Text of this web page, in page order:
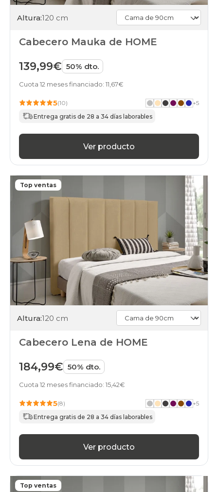
Altura:120 cm
Cabecero Mauka de HOME
139,99€ 50% dto.
Cuota 12 meses financiado: 11,67€
5(10) +5
Entrega gratis de 28 a 34 días laborables
Ver producto
Top ventas
Altura:120 cm
Cabecero Lena de HOME
184,99€ 50% dto.
Cuota 12 meses financiado: 15,42€
5(8) +5
Entrega gratis de 28 a 34 días laborables
Ver producto
Top ventas